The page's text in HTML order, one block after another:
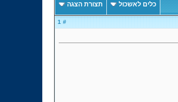
כלים לאשכול תצורת הצגה
# 1